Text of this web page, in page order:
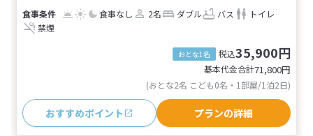
食事なし 2名 ダブル バス
トイレ
禁煙
おとな1名 税込35,900円
基本代金合計71,800円
(おとな2名 こども0名・1部屋/1泊2日)
おすすめポイント プランの詳細